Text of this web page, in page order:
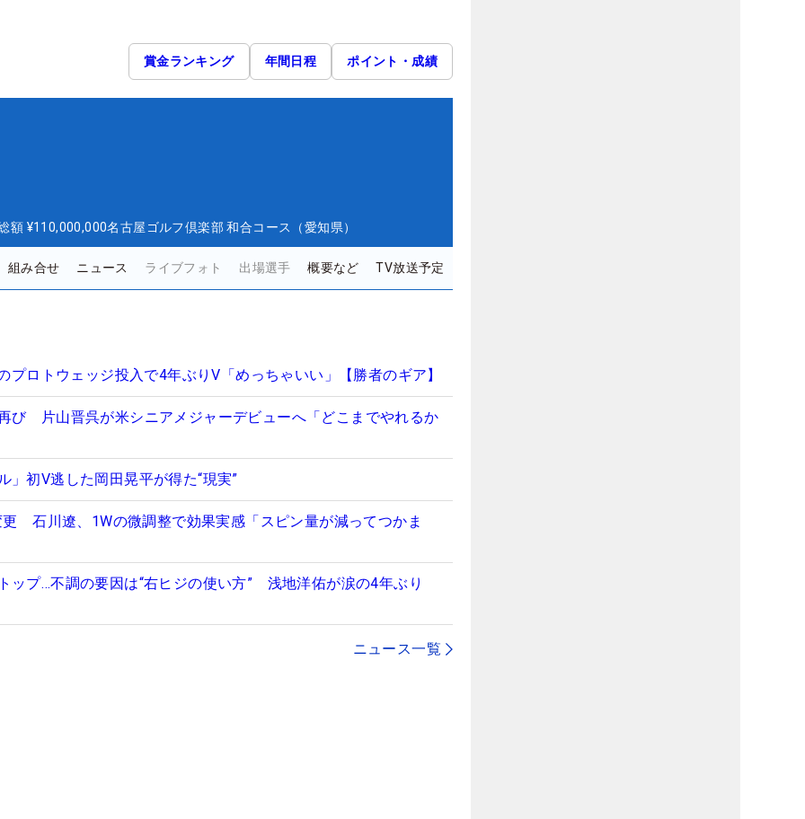
賞金ランキング 年間日程 ポイント・成績
額 ¥110,000,000名古屋ゴルフ倶楽部 和合コース（愛知県）
組み合せ ニュース ライブフォト 出場選手 概要など TV放送予定
プロトウェッジ投入で4年ぶりV「めっちゃいい」【勝者のギア】
び 片山晋呉が米シニアメジャーデビューへ「どこまでやれるか
」初V逃した岡田晃平が得た“現実”
更 石川遼、1Wの微調整で効果実感「スピン量が減ってつかま
ップ…不調の要因は“右ヒジの使い方” 浅地洋佑が涙の4年ぶり
ニュース一覧